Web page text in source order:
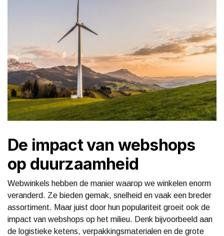
De impact van webshops
op duurzaamheid
Webwinkels hebben de manier waarop we winkelen enorm
veranderd. Ze bieden gemak, snelheid en vaak een breder
assortiment. Maar juist door hun populariteit groeit ook de
impact van webshops op het milieu. Denk bijvoorbeeld aan
de logistieke ketens, verpakkingsmaterialen en de grote